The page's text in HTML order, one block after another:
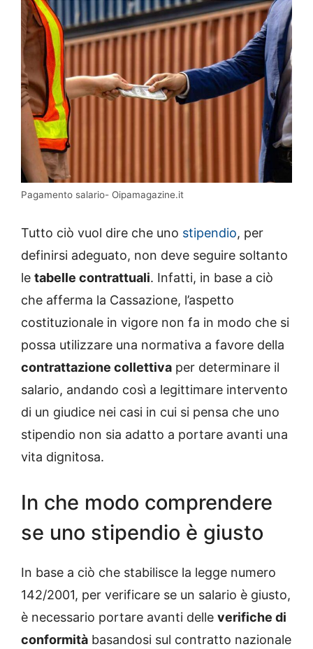
Pagamento salario- Oipamagazine.it
Tutto ciò vuol dire che uno stipendio, per
definirsi adeguato, non deve seguire soltanto
le tabelle contrattuali. Infatti, in base a ciò
che afferma la Cassazione, l’aspetto
costituzionale in vigore non fa in modo che si
possa utilizzare una normativa a favore della
contrattazione collettiva per determinare il
salario, andando così a legittimare intervento
di un giudice nei casi in cui si pensa che uno
stipendio non sia adatto a portare avanti una
vita dignitosa.
In che modo comprendere
se uno stipendio è giusto
In base a ciò che stabilisce la legge numero
142/2001, per verificare se un salario è giusto,
è necessario portare avanti delle verifiche di
conformità basandosi sul contratto nazionale